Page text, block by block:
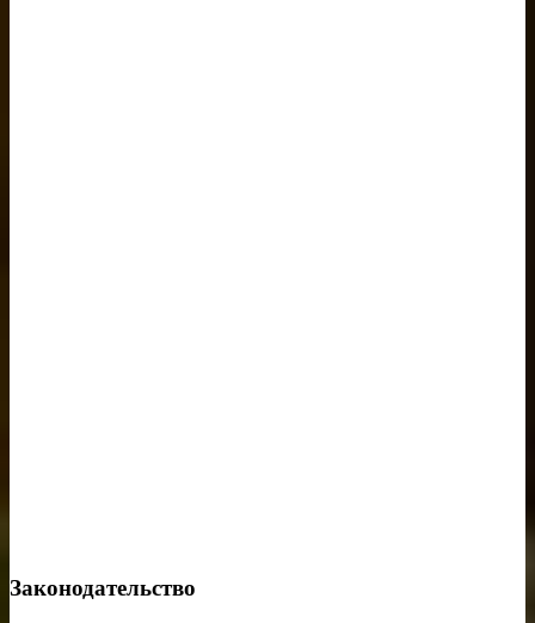
Законодательство